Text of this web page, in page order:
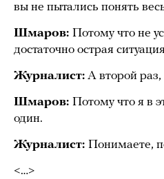
вы не пытались понять
Шмаров: Потому что не
достаточно острая
Журналист: А второй
Шмаров: Потому что я в
один.
Журналист: Понимаете,
<…>